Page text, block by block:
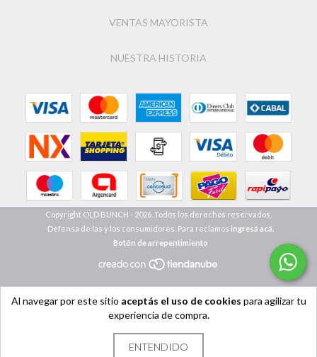
Al navegar por este sitio aceptás el uso de cookies para agilizar tu
experiencia de compra.
ENTENDIDO
VENTAS MAYORISTA
NUESTRA HISTORIA
Copyright OLD BUNCH - 2026. Todos los derechos reservados.
Defensa de las y los consumidores. Para reclamos ingresá acá.
Botón de arrepentimiento